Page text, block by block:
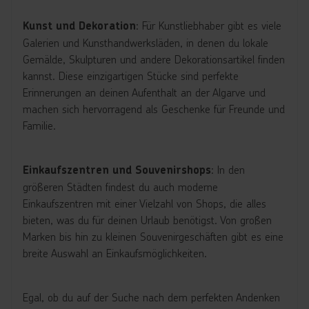
Kunst und Dekoration: Für Kunstliebhaber gibt es viele
Galerien und Kunsthandwerksläden, in denen du lokale
Gemälde, Skulpturen und andere Dekorationsartikel finden
kannst. Diese einzigartigen Stücke sind perfekte
Erinnerungen an deinen Aufenthalt an der Algarve und
machen sich hervorragend als Geschenke für Freunde und
Familie.
Einkaufszentren und Souvenirshops: In den
größeren Städten findest du auch moderne
Einkaufszentren mit einer Vielzahl von Shops, die alles
bieten, was du für deinen Urlaub benötigst. Von großen
Marken bis hin zu kleinen Souvenirgeschäften gibt es eine
breite Auswahl an Einkaufsmöglichkeiten.
Egal, ob du auf der Suche nach dem perfekten Andenken